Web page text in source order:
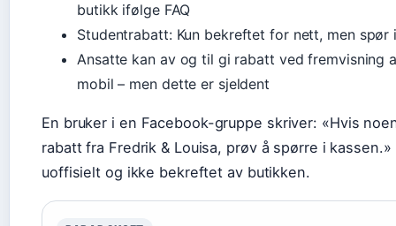
butikk ifølge FAQ
Studentrabatt: Kun bekreftet for nett, men spør
Ansatte kan av og til gi rabatt ved fremvisning
mobil – men dette er sjeldent
En bruker i en Facebook-gruppe skriver: «Hvis
rabatt fra Fredrik & Louisa, prøv å spørre i
uoffisielt og ikke bekreftet av butikken.